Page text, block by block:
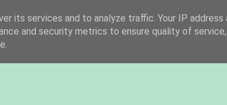
its services and to analyze traffic. Your IP address
and security metrics to ensure quality of